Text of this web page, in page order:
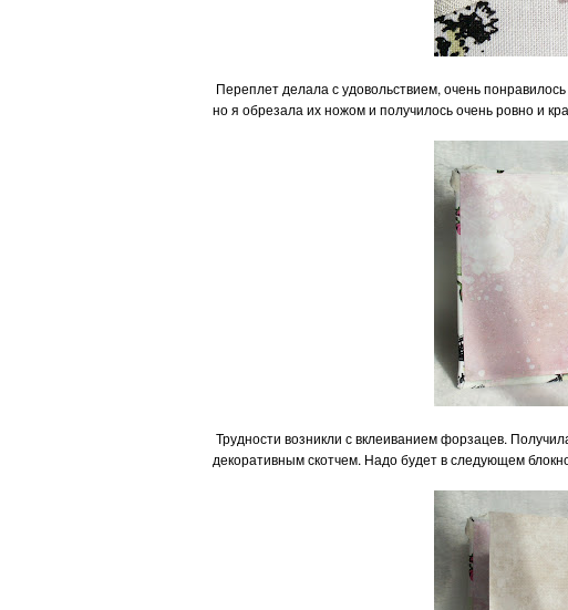
Переплет делала с удовольствием, очень
но я обрезала их ножом и получилось очень ровно и
Трудности возникли с вклеиванием форзацев.
декоративным скотчем. Надо будет в следующем